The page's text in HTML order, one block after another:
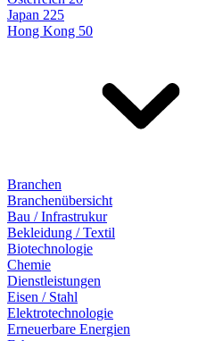
Japan 225
Hong Kong 50
Branchen
Branchenübersicht
Bau / Infrastrukur
Bekleidung / Textil
Biotechnologie
Chemie
Dienstleistungen
Eisen / Stahl
Elektrotechnologie
Erneuerbare Energien